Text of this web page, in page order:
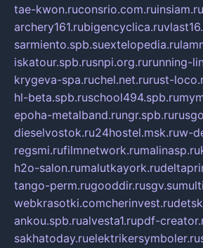
tae-kwon.ruconsrio.com.ruinsiam.ru
archery161.rubigencyclica.ru
sarmiento.spb.suextelopedia.ru
iskatour.spb.rusnpi.org.rurunning-
krygeva-spa.ruchel.net.rurust-
hl-beta.spb.ruschool494.spb.ru
epoha-metalband.rungr.spb.ru
dieselvostok.ru24hostel.msk.ruw-
regsmi.rufilmnetwork.rumalinasp.ru
h2o-salon.rumalutkayork.ru
tango-perm.rugooddir.rusgv.su
webkrasotki.comcherinvest.ru
ankou.spb.rualvesta1.rupdf-
sakhatoday.ruelektrikersymboler.ru